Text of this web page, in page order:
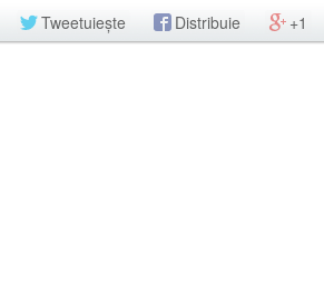
Tweetuiește Distribuie +1